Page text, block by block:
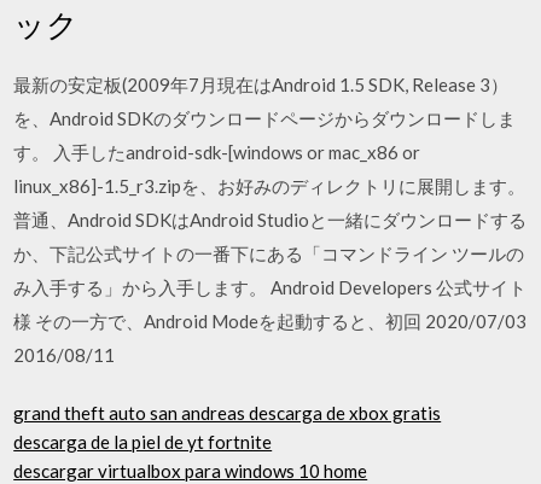
ック
最新の安定板(2009年7月現在はAndroid 1.5 SDK, Release 3）
を、Android SDKのダウンロードページからダウンロードしま
す。 入手したandroid-sdk-[windows or mac_x86 or
linux_x86]-1.5_r3.zipを、お好みのディレクトリに展開します。
普通、Android SDKはAndroid Studioと一緒にダウンロードする
か、下記公式サイトの一番下にある「コマンドライン ツールの
み入手する」から入手します。 Android Developers 公式サイト
様 その一方で、Android Modeを起動すると、初回 2020/07/03
2016/08/11
grand theft auto san andreas descarga de xbox gratis
descarga de la piel de yt fortnite
descargar virtualbox para windows 10 home